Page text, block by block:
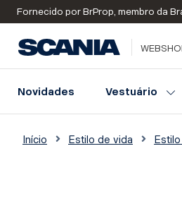
Fornecido por BrProp, membro da
Novidades Vestuário
Início Estilo de vida